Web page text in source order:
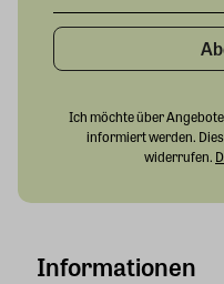
Informationen
Ich möchte über
informiert werden.
widerrufen.